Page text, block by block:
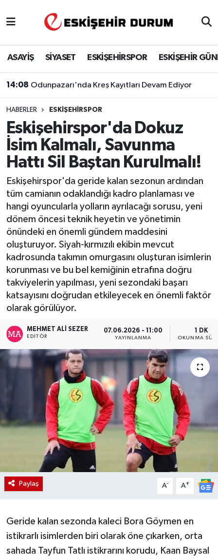
ASAYİŞ SİYASET ESKİŞEHİRSPOR ESKİŞEHİR
14:08 Odunpazarı'nda Kreş Kayıtları Devam Ediyor
HABERLER ESKIŞEHIRSPOR
Eskişehirspor'da Dokuz
İsim Kalmalı, Savunma
Hattı Sil Baştan Kurulmalı!
Eskişehirspor'da geride kalan sezonun ardından
tüm camianın odaklandığı kadro planlaması ve
hangi oyuncularla yolların ayrılacağı sorusu, yeni
dönem öncesi teknik heyetin ve yönetimin
önündeki en önemli gündem maddesini
oluşturuyor. Siyah-kırmızılı ekibin mevcut
kadrosunda takımın omurgasını oluşturan isimlerin
korunması ve bu bel kemiğinin etrafına doğru
takviyelerin yapılması, yeni sezondaki başarı
katsayısını doğrudan etkileyecek en önemli faktör
olarak görülüyor.
MEHMET ALI SEZER
EDITÖR
07.06.2026 - 11:00
YAYINLANMA
1 DK
OKUNMA
Paylaş A- A+
Geride kalan sezonda kaleci Bora Göymen en
istikrarlı isimlerden biri olarak öne çıkarken, orta
sahada Tayfun Tatlı istikrarını korudu, Kaan Baysal
Eskişehir Hava Durumu
Eskişehir Namaz Vakitleri
Eskişehir Trafik Yoğunluk Haritası
Süper Lig Puan Durumu ve Fikstür
Tüm Manşetler
Son Dakika Haberleri
Haber Arşivi